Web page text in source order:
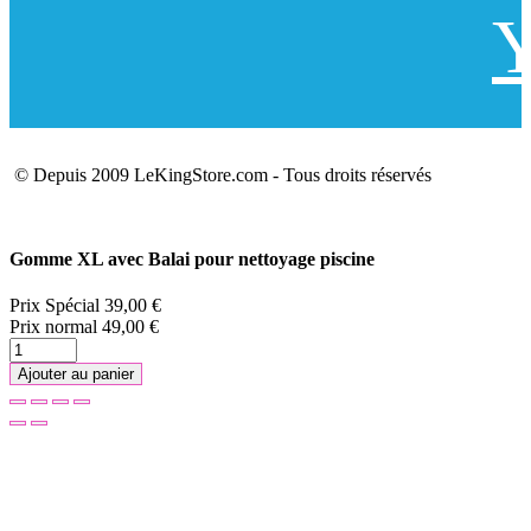
© Depuis 2009 LeKingStore.com - Tous droits réservés
Gomme XL avec Balai pour nettoyage piscine
Prix Spécial 39,00 €
Prix normal 49,00 €
Ajouter au panier